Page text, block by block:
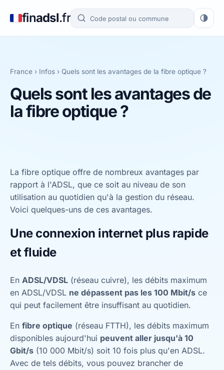
finadsl.fr
France › Infos › Quels sont les avantages de la fibre optique ?
Quels sont les avantages de
la fibre optique ?
La fibre optique offre de nombreux avantages par
rapport à l'ADSL, que ce soit au niveau de son
utilisation au quotidien qu'à la gestion du réseau.
Voici quelques-uns de ces avantages.
Une connexion internet plus rapide
et fluide
En ADSL/VDSL (réseau cuivre), les débits maximum
en ADSL/VDSL ne dépassent pas les 100 Mbit/s ce
qui peut facilement être insuffisant au quotidien.
En fibre optique (réseau FTTH), les débits maximum
disponibles aujourd'hui peuvent aller jusqu'à 10
Gbit/s (10 000 Mbit/s) soit 10 fois plus qu'en ADSL.
Avec de tels débits, vous pouvez brancher de